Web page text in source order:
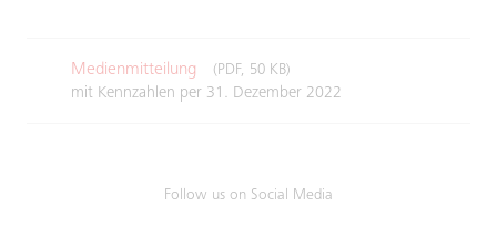
Medienmitteilung (PDF, 50 KB)
mit Kennzahlen per 31. Dezember 2022
Follow us on Social Media